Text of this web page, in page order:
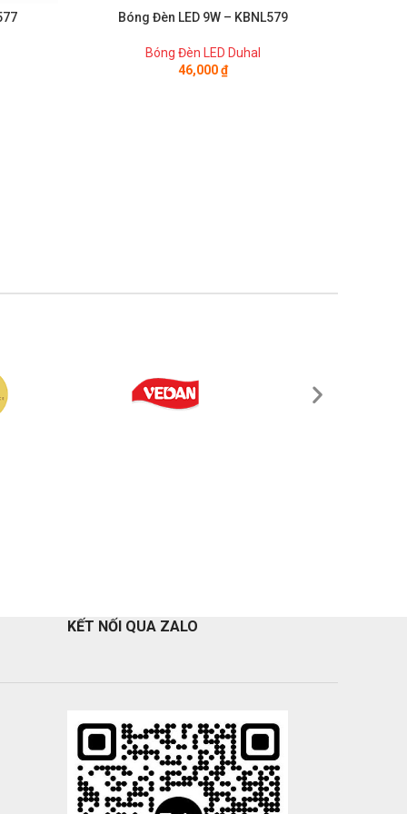
Bóng Đèn LED 9W – KBNL579
Bóng Đèn LED Duhal
46,000₫
KẾT NỐI QUA ZALO